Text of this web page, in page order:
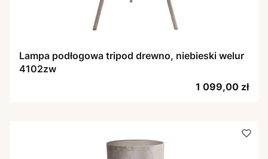
Lampa podłogowa tripod drewno, niebieski welur
4102zw
Cena
1 099,00 zł